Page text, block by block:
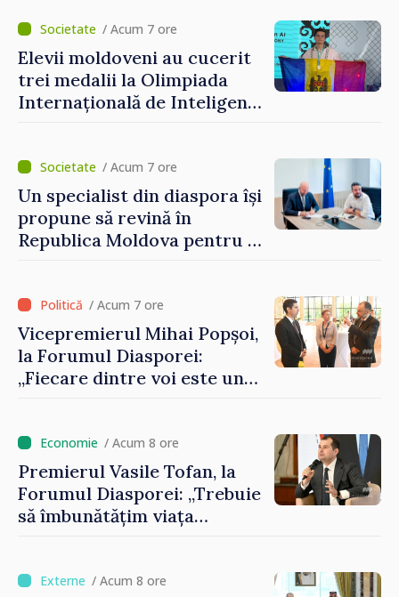
Grosu: „Este important să
depășim blocajele și să dăm o
șansă localităților să se
dezvolte”
/ Acum 7 ore
Elevii moldoveni au cucerit
trei medalii la Olimpiada
Internațională de Inteligență
/ Acum 7 ore
Un specialist din diaspora își
propune să revină în
Republica Moldova pentru a
/ Acum 7 ore
Vicepremierul Mihai Popșoi,
la Forumul Diasporei:
„Fiecare dintre voi este un
imaginii Republicii Moldova”
/ Acum 8 ore
Premierul Vasile Tofan, la
Forumul Diasporei: „Trebuie
să îmbunătățim viața
/ Acum 8 ore